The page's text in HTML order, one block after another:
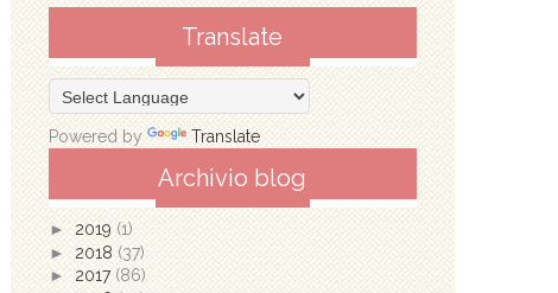
Translate
Powered by Translate
Archivio blog
► 2019 (1)
► 2018 (37)
► 2017 (86)